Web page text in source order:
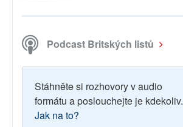
Podcast Britských listů
Stáhněte si rozhovory v audio
formátu a poslouchejte je kdekoliv.
Jak na to?